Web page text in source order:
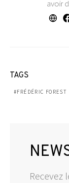
avoir
TAGS
FRÉDÉRIC FOREST
Recevez